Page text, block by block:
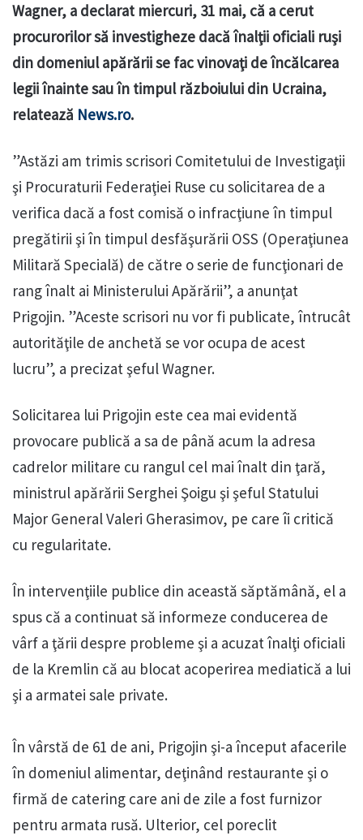
Wagner, a declarat miercuri, 31 mai, că a cerut
procurorilor să investigheze dacă înalţii oficiali ruşi
din domeniul apărării se fac vinovaţi de încălcarea
legii înainte sau în timpul războiului din Ucraina,
relatează News.ro.
”Astăzi am trimis scrisori Comitetului de Investigaţii
şi Procuraturii Federaţiei Ruse cu solicitarea de a
verifica dacă a fost comisă o infracţiune în timpul
pregătirii şi în timpul desfăşurării OSS (Operaţiunea
Militară Specială) de către o serie de funcţionari de
rang înalt ai Ministerului Apărării”, a anunţat
Prigojin. ”Aceste scrisori nu vor fi publicate, întrucât
autorităţile de anchetă se vor ocupa de acest
lucru”, a precizat şeful Wagner.
Solicitarea lui Prigojin este cea mai evidentă
provocare publică a sa de până acum la adresa
cadrelor militare cu rangul cel mai înalt din ţară,
ministrul apărării Serghei Şoigu şi şeful Statului
Major General Valeri Gherasimov, pe care îi critică
cu regularitate.
În intervenţiile publice din această săptămână, el a
spus că a continuat să informeze conducerea de
vârf a ţării despre probleme şi a acuzat înalţi oficiali
de la Kremlin că au blocat acoperirea mediatică a lui
şi a armatei sale private.
În vârstă de 61 de ani, Prigojin şi-a început afacerile
în domeniul alimentar, deţinând restaurante şi o
firmă de catering care ani de zile a fost furnizor
pentru armata rusă. Ulterior, cel poreclit